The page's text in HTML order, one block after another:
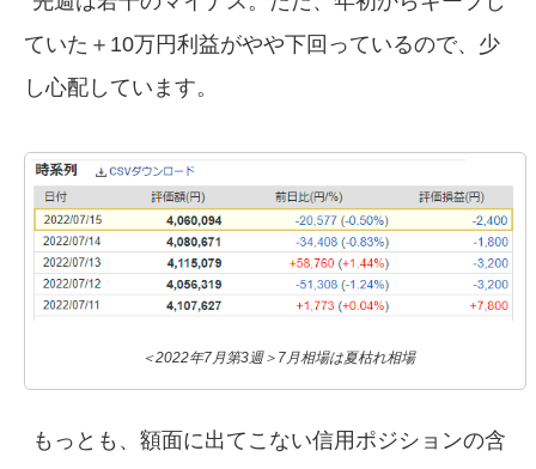
ていた＋10万円利益がやや下回っているので、少
し心配しています。
＜2022年7月第3週＞7月相場は夏枯れ相場
もっとも、額面に出てこない信用ポジションの含